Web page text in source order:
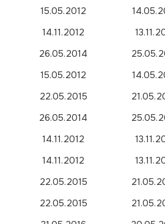
15.05.2012
14.11.2012
26.05.2014
15.05.2012
22.05.2015
26.05.2014
14.11.2012
14.11.2012
22.05.2015
22.05.2015